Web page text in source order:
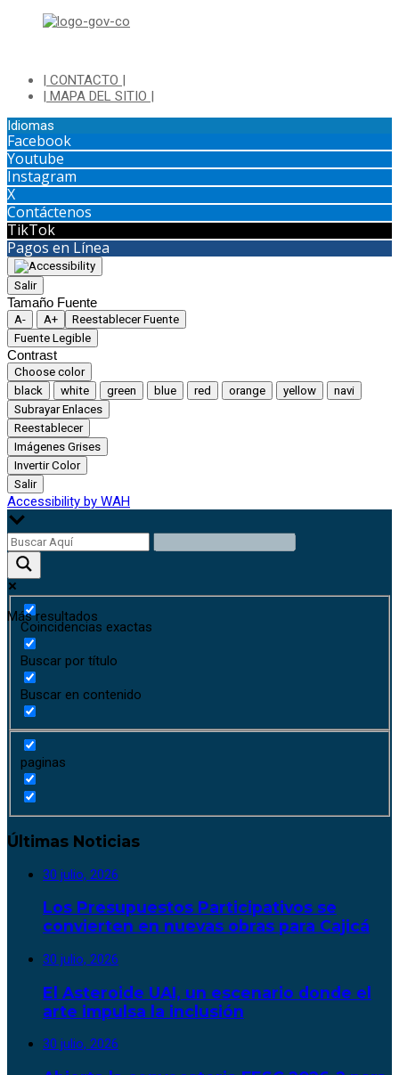
| CONTACTO |
| MAPA DEL SITIO |
Idiomas
Facebook
Youtube
Instagram
X
Contáctenos
TikTok
Pagos en Línea
Salir
Tamaño Fuente
A- A+
Reestablecer Fuente
Fuente Legible
Contrast
Choose color
black
white green blue red orange yellow
navi
Subrayar Enlaces
Reestablecer
Imágenes Grises
Invertir Color
Salir
Accessibility by WAH
Más resultados
Coincidencias exactas
Buscar por título
Buscar en contenido
paginas
Últimas Noticias
30 julio, 2026
Los Presupuestos Participativos se
convierten en nuevas obras para Cajicá
30 julio, 2026
El Asteroide UAI, un escenario donde el
arte impulsa la inclusión
30 julio, 2026